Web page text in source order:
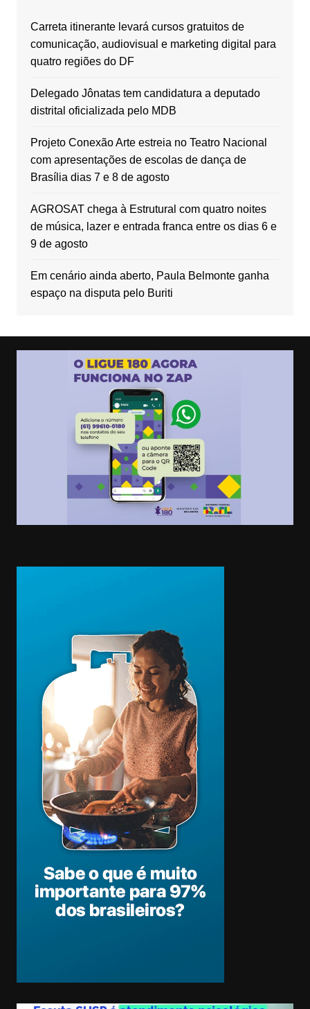
Carreta itinerante levará cursos gratuitos de
comunicação, audiovisual e marketing digital para
quatro regiões do DF
Delegado Jônatas tem candidatura a deputado
distrital oficializada pelo MDB
Projeto Conexão Arte estreia no Teatro Nacional
com apresentações de escolas de dança de
Brasília dias 7 e 8 de agosto
AGROSAT chega à Estrutural com quatro noites
de música, lazer e entrada franca entre os dias 6 e
9 de agosto
Em cenário ainda aberto, Paula Belmonte ganha
espaço na disputa pelo Buriti